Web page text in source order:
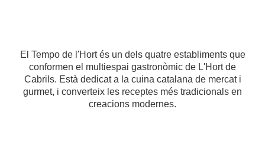
El Tempo de l'Hort és un dels quatre establiments que
conformen el multiespai gastronòmic de L'Hort de
Cabrils. Està dedicat a la cuina catalana de mercat i
gurmet, i converteix les receptes més tradicionals en
creacions modernes.